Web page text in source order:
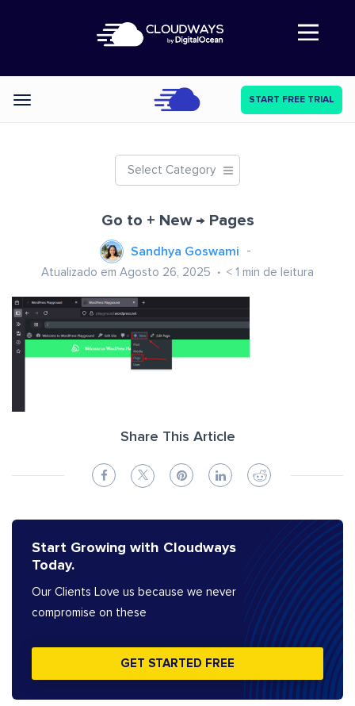
Abre a navegação
Categories START FREE TRIAL
Select Category
Go to + New → Pages
Sandhya Goswami
Atualizado em Agosto 26, 2025 < 1 min de leitura
Share This Article
Start Growing with Cloudways
Today.
Our Clients Love us because we never
compromise on these
GET STARTED FREE